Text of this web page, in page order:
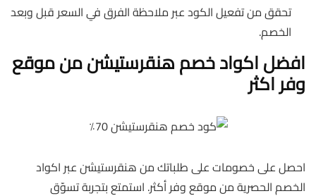
تحقق من تفعيل الكود عبر ملاحظة الفرق في السعر قبل وبعد
الخصم.
افضل اكواد خصم هنقرستيشن من موقع
وفر اكثر
احصل على خصومات على طلباتك من هنقرستيشن عبر اكواد
الخصم الحصرية من موقع وفر أكثر. استمتع بتجربة تسوّق